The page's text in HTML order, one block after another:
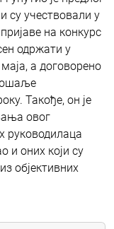
су учествовали у
на конкурс
одржати у
а договорено
Такође, он је
овог
руководилаца
и оних који су
објективних